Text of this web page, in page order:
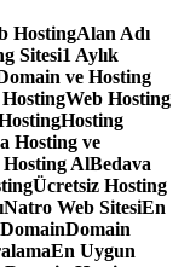
HostingAlan Adı
Sitesi1 Aylık
ve Hosting
Web Hosting
Hosting
Hosting ve
Hosting AlBedava
Ücretsiz Hosting
Natro Web SitesiEn
Domain
En Uygun